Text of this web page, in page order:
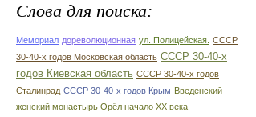
Слова для поиска:
Мемориал дореволюционная ул. Полицейская. СССР
30-40-х годов Московская область СССР 30-40-х
годов Киевская область СССР 30-40-х годов
Сталинрад СССР 30-40-х годов Крым Введенский
женский монастырь Орёл начало ХХ века